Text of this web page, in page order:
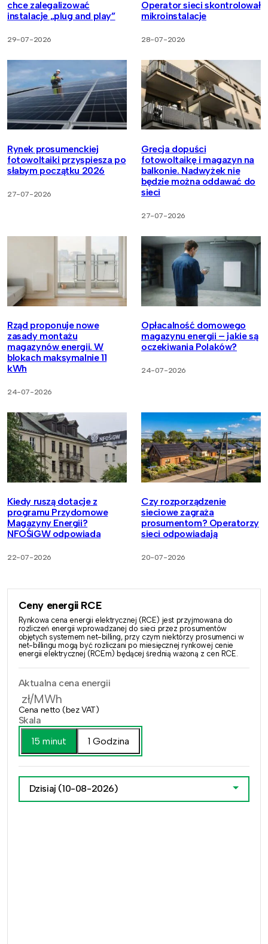
chce zalegalizować
instalacje „plug and play”
29-07-2026
Operator sieci skontrolował
mikroinstalacje
28-07-2026
Rynek prosumenckiej
fotowoltaiki przyspiesza po
słabym początku 2026
27-07-2026
Grecja dopuści
fotowoltaikę i magazyn na
balkonie. Nadwyżek nie
będzie można oddawać do
sieci
27-07-2026
Rząd proponuje nowe
zasady montażu
magazynów energii. W
blokach maksymalnie 11
kWh
24-07-2026
Opłacalność domowego
magazynu energii – jakie są
oczekiwania Polaków?
24-07-2026
Kiedy ruszą dotacje z
programu Przydomowe
Magazyny Energii?
NFOŚiGW odpowiada
22-07-2026
Czy rozporządzenie
sieciowe zagraża
prosumentom? Operatorzy
sieci odpowiadają
20-07-2026
Ceny energii RCE
Rynkowa cena energii elektrycznej (RCE) jest przyjmowana do
rozliczeń energii wprowadzanej do sieci przez prosumentów
objętych systemem net-billing, przy czym niektórzy prosumenci w
net-billingu mogą być rozliczani po miesięcznej rynkowej cenie
energii elektrycznej (RCEm) będącej średnią ważoną z cen RCE.
Aktualna cena energii
zł/MWh
Cena netto (bez VAT)
Skala
15 minut
1 Godzina
Dzisiaj (10-08-2026)